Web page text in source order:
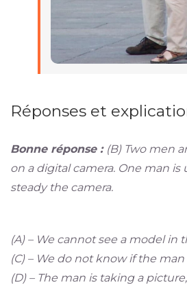
Réponses et
Bonne réponse : (B) Two men
on a digital camera. One man is
steady the camera.
(A) – We cannot see a model in
(C) – We do not know if the man
(D) – The man is taking a